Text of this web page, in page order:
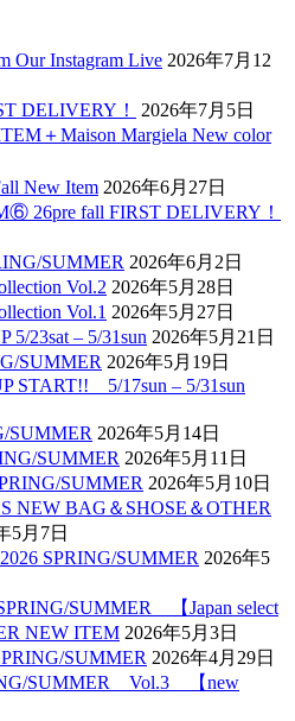
Our Instagram Live 2026年7月12
DELIVERY！
2026年7月5日
＋Maison Margiela New color
New Item 2026年6月27日
26pre fall FIRST DELIVERY！
SUMMER 2026年6月2日
Vol.2 2026年5月28日
Vol.1 2026年5月27日
5/23sat – 5/31sun 2026年5月21日
SUMMER 2026年5月19日
START!! 5/17sun – 5/31sun
SUMMER 2026年5月14日
SUMMER 2026年5月11日
SUMMER 2026年5月10日
NEW BAG＆SHOSE＆OTHER
5月7日
SPRING/SUMMER 2026年5
SUMMER 【Japan select
NEW ITEM 2026年5月3日
SUMMER 2026年4月29日
SUMMER Vol.3 【new